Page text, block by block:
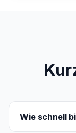
Wie schnell